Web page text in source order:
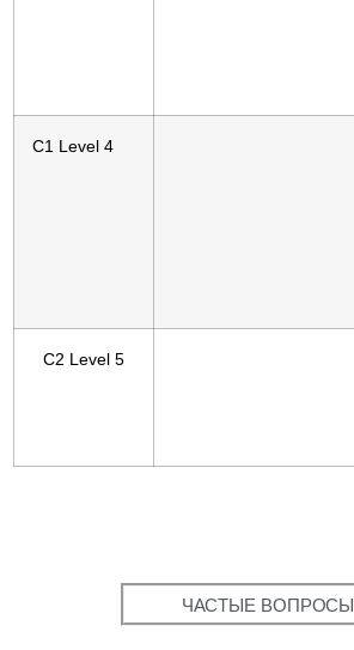
C1 Level 4
C2 Level 5
ЧАСТЫЕ ВОПРОСЫ